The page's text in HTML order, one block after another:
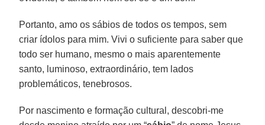
Portanto, amo os sábios de todos os tempos, sem
criar ídolos para mim. Vivi o suficiente para saber que
todo ser humano, mesmo o mais aparentemente
santo, luminoso, extraordinário, tem lados
problemáticos, tenebrosos.
Por nascimento e formação cultural, descobri-me